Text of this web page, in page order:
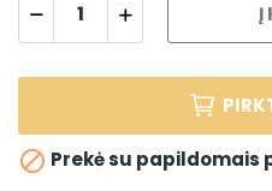
Į
 Prekė su papildomais